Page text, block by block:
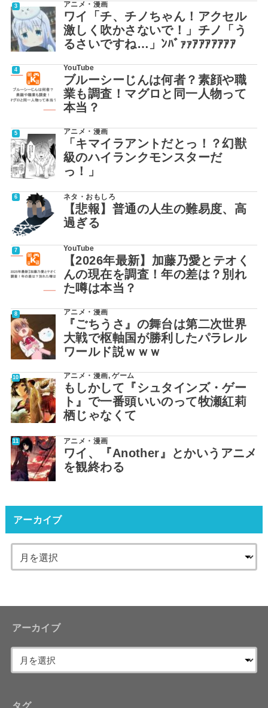
アニメ・漫画
ワイ「チ、チノちゃん！アクセル
激しく吹かさないで！」チノ「う
るさいですね…」ﾝﾊﾞｧｧｱｱｱｱｱｱｱ
YouTube
ブルーシーじんは何者？素顔や職
業も調査！マグロと同一人物って
本当？
アニメ・漫画
「キマイラアントだとっ！？幻獣
級のハイランクモンスターだ
っ！」
ネタ・おもしろ
【悲報】普通の人生の難易度、高
過ぎる
YouTube
【2026年最新】加藤乃愛とテオく
んの現在を調査！年の差は？別れ
た噂は本当？
アニメ・漫画
『ごちうさ』の舞台は第二次世界
大戦で枢軸国が勝利したパラレル
ワールド説ｗｗｗ
アニメ・漫画,ゲーム
もしかして『シュタインズ・ゲー
ト』で一番頭いいのって牧瀬紅莉
栖じゃなくて
アニメ・漫画
ワイ、『Another』とかいうアニメ
を観終わる
アーカイブ
アーカイブ
タグ